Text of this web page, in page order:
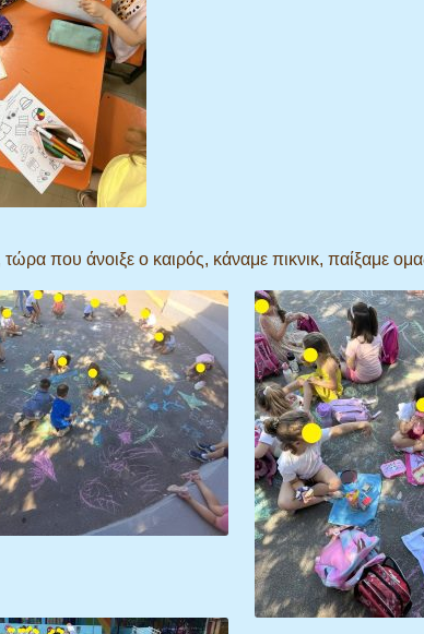
τώρα που άνοιξε ο καιρός, κάναμε πικνικ, παίξαμε